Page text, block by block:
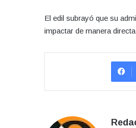
El edil subrayó que su
impactar de manera